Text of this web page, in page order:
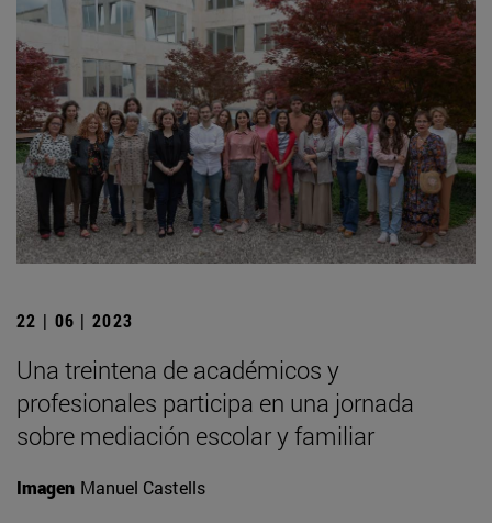
22 | 06 | 2023
Una treintena de académicos y
profesionales participa en una jornada
sobre mediación escolar y familiar
Imagen Manuel Castells